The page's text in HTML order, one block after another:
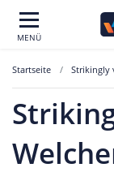
MENÜ
Startseite Strikingly